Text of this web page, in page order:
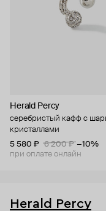
Herald Percy
серебристый кафф с
кристаллами
5 580 ₽
6 200 ₽ −10%
при оплате онлайн
Herald Percy